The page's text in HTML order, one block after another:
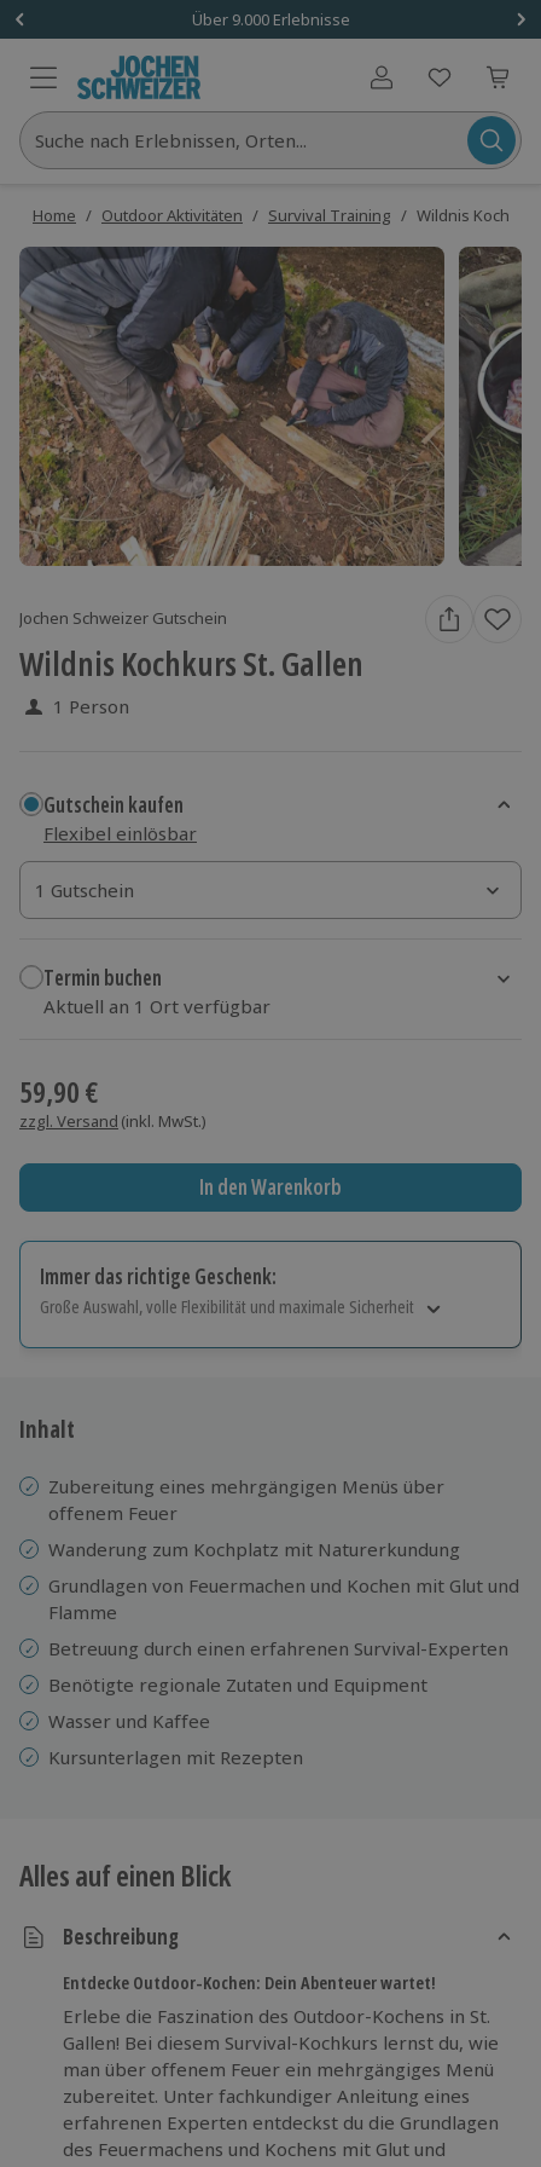
Über 9.000 Erlebnisse
Benutzerkonto
Suche nach Erlebnissen, Orten...
Home / Outdoor Aktivitäten / Survival Training / Wildnis
Jochen Schweizer Gutschein
Wildnis Kochkurs St. Gallen
1 Person
Gutschein kaufen
Flexibel einlösbar
1 Gutschein
1 Gutschein
1 Gutschein
Termin buchen
Aktuell an 1 Ort verfügbar
59,90 €
zzgl. Versand (inkl. MwSt.)
In den Warenkorb
Immer das richtige Geschenk:
Große Auswahl, volle Flexibilität und maximale Sicherheit
Jeder Gutschein für alle Erlebnisse einlösbar.
Inhalt
Zubereitung eines mehrgängigen Menüs über
offenem Feuer
Wanderung zum Kochplatz mit Naturerkundung
Grundlagen von Feuermachen und Kochen mit Glut und
Flamme
Betreuung durch einen erfahrenen Survival-Experten
Benötigte regionale Zutaten und Equipment
Wasser und Kaffee
Kursunterlagen mit Rezepten
Alles auf einen Blick
Beschreibung
Entdecke Outdoor-Kochen: Dein Abenteuer wartet!
Erlebe die Faszination des Outdoor-Kochens in St.
Gallen! Bei diesem Survival-Kochkurs lernst du, wie
man über offenem Feuer ein mehrgängiges Menü
zubereitet. Unter fachkundiger Anleitung eines
erfahrenen Experten entdeckst du die Grundlagen
des Feuermachens und Kochens mit Glut und